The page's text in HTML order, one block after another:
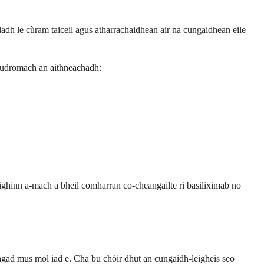
le cùram taiceil agus atharrachaidhean air na cungaidhean eile
an aithneachadh:
a-mach a bheil comharran co-cheangailte ri basiliximab no
mus mol iad e. Cha bu chòir dhut an cungaidh-leigheis seo